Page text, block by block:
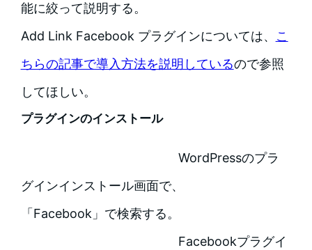
能に絞って説明する。
Add Link Facebook プラグインについては、
こ
ちらの記事で導入方法を説明しているので参照
してほしい。
プラグインのインストール
WordPressのプラ
グインインストール画面で、
「Facebook」で検索する。
Facebookプラグイ